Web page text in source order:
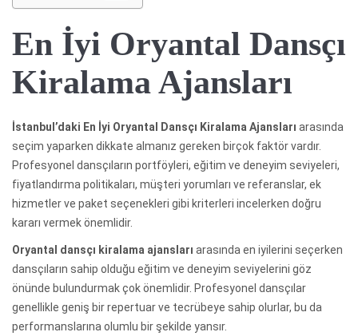
En İyi Oryantal Dansçı
Kiralama Ajansları
İstanbul’daki En İyi Oryantal Dansçı Kiralama Ajansları arasında
seçim yaparken dikkate almanız gereken birçok faktör vardır.
Profesyonel dansçıların portföyleri, eğitim ve deneyim seviyeleri,
fiyatlandırma politikaları, müşteri yorumları ve referanslar, ek
hizmetler ve paket seçenekleri gibi kriterleri incelerken doğru
kararı vermek önemlidir.
Oryantal dansçı kiralama ajansları arasında en iyilerini seçerken
dansçıların sahip olduğu eğitim ve deneyim seviyelerini göz
önünde bulundurmak çok önemlidir. Profesyonel dansçılar
genellikle geniş bir repertuar ve tecrübeye sahip olurlar, bu da
performanslarına olumlu bir şekilde yansır.